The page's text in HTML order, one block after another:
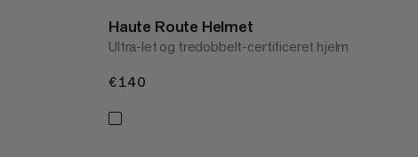
Haute Route Helmet
Ultra-let og tredobbelt-certificeret hjelm
€140